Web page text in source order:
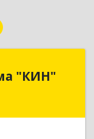
"КИН"
"КИН"
г, И.Казака